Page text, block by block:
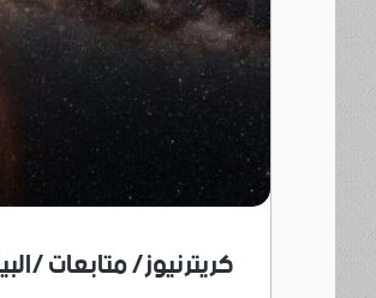
كريترنيوز/ متابعات /